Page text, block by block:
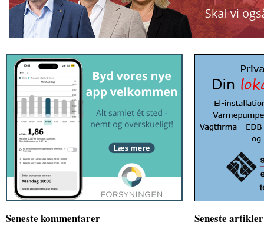
Seneste kommentarer Seneste artikler